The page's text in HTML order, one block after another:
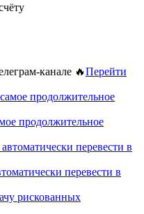
канале 🔥Перейти
продолжительное
перевести в